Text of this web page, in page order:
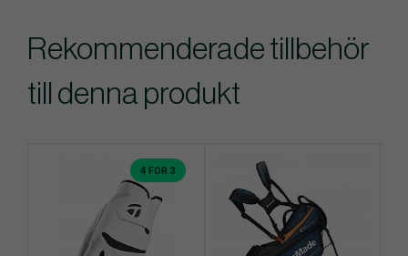
Rekommenderade tillbehör
till denna produkt
4 FOR 3